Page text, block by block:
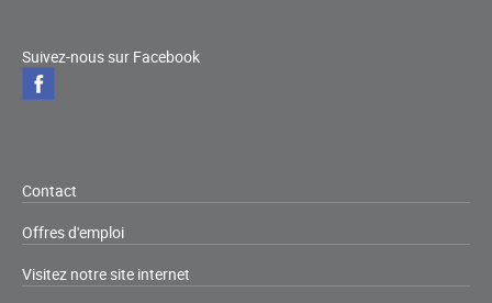
Suivez-nous sur Facebook
Contact
Offres d'emploi
Visitez notre site internet